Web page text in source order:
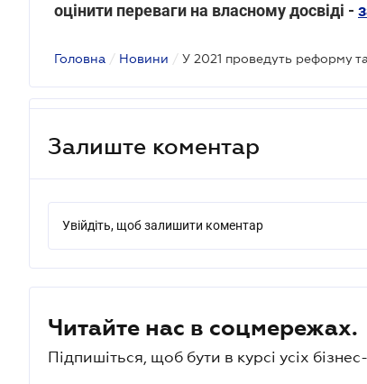
оцінити переваги на власному досвіді -
Головна / Новини /
Залиште коментар
Увійдіть, щоб залишити коментар
Читайте нас в соцмережах.
Підпишіться, щоб бути в курсі усіх